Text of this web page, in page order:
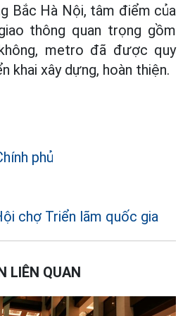
Bắc Hà Nội, tâm điểm của
thông quan trọng gồm
metro đã được quy
khai xây dựng, hoàn thiện.
phủ
chợ Triển lãm quốc gia
LIÊN QUAN